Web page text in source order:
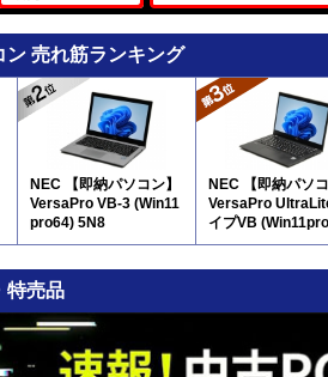
ン 売れ筋ランキング
NEC 【即納パソコン】
VersaPro VB-3 (Win11
pro64) 5N8
NEC 【即納パソコ
VersaPro
イプVB
(SSD新品)
特売品